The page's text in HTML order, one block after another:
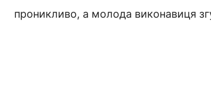
проникливо, а молода виконавиця